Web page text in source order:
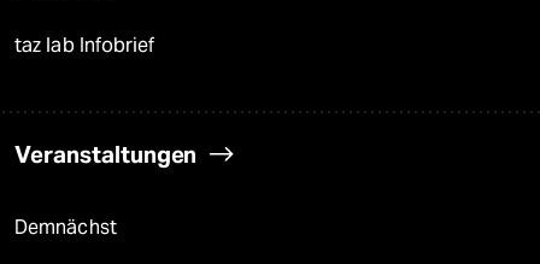
taz lab Infobrief
Veranstaltungen
Demnächst